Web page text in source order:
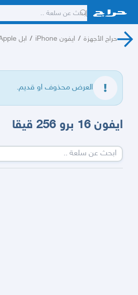
حراج الأجهزة / ايفون iPhone / ابل Apple
العرض محذوف او قديم.
ايفون 16 برو 256 قيقا